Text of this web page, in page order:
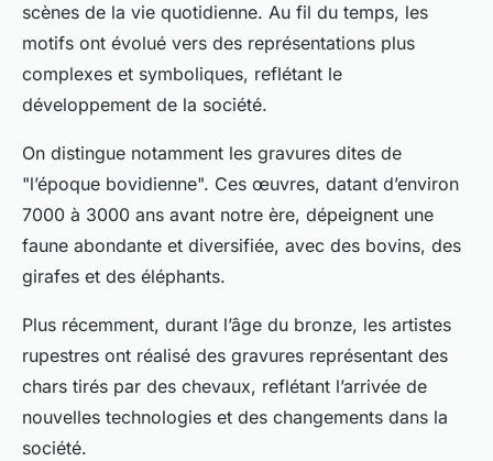
scènes de la vie quotidienne. Au fil du temps, les
motifs ont évolué vers des représentations plus
complexes et symboliques, reflétant le
développement de la société.
On distingue notamment les gravures dites de
"l’époque bovidienne". Ces œuvres, datant d’environ
7000 à 3000 ans avant notre ère, dépeignent une
faune abondante et diversifiée, avec des bovins, des
girafes et des éléphants.
Plus récemment, durant l’âge du bronze, les artistes
rupestres ont réalisé des gravures représentant des
chars tirés par des chevaux, reflétant l’arrivée de
nouvelles technologies et des changements dans la
société.